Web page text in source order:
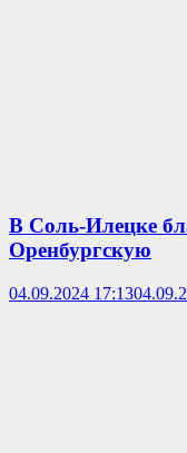
В Соль-Илецке
Оренбургскую
04.09.2024 17:13